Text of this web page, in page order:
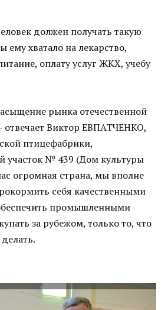
должен получать такую
ему хватало на лекарство,
оплату услуг ЖКХ, учебу
рынка отечественной
отвечает Виктор ЕВПАТЧЕНКО,
птицефабрики,
участок № 439 (Дом культуры
огромная страна, мы вполне
себя качественными
промышленными
за рубежом, только то, что